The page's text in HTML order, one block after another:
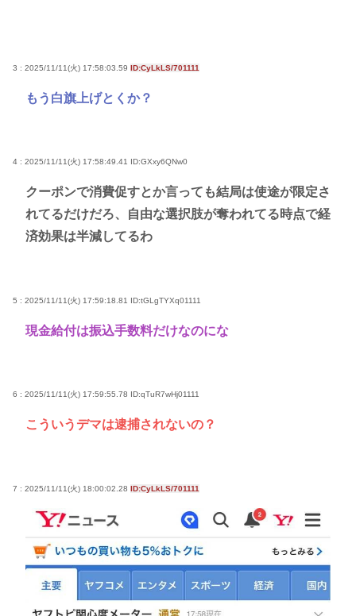
3 : 2025/11/11(火) 17:58:03.59 ID:CyLkLS/701111
もう白旗上げとくか？
4 : 2025/11/11(火) 17:58:49.41 ID:GXxy6QNw0
クーポンで消費促すとか言っても結局は使途が限定さ
れてるだけだろ、自由な選択肢が奪われてる時点で経
済効果は半減してるわ
5 : 2025/11/11(火) 17:59:18.81 ID:tGLgTYXq01111
現金給付は振込手数料だけなのにな
6 : 2025/11/11(火) 17:59:55.78 ID:qTuR7wHj01111
こういうデマは逮捕されないの？
7 : 2025/11/11(火) 18:00:02.28 ID:CyLkLS/701111